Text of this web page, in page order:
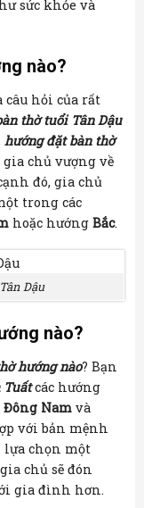
sức khỏe và
nào?
hỏi của rất
thờ tuổi Tân Dậu
hướng đặt bàn thờ
chủ vượng về
đó, gia chủ
trong các
hoặc hướng Bắc.
Dậu
nào?
hướng nào? Bạn
Tuấtcác hướng
Đông Nam và
với bản mệnh
lựa chọn một
chủ sẽ đón
gia đình hơn.